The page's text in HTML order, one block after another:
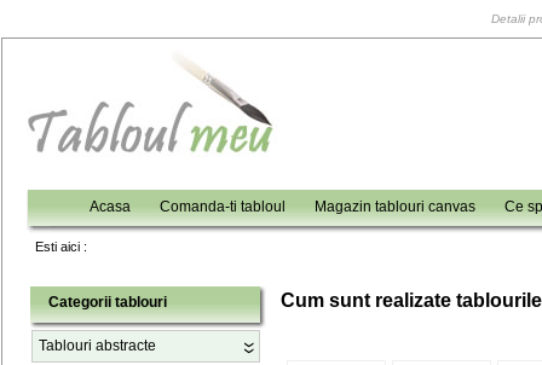
Detalii
Acasa Comanda-ti tabloul Magazin tablouri canvas Ce
Esti aici :
Categorii tablouri
Tablouri abstracte
Cum sunt realizate